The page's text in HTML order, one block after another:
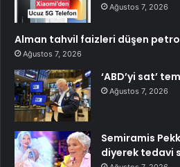
Ağustos 7, 2026
Alman tahvil faizleri düşen
Ağustos 7, 2026
‘ABD’yi sat’
Ağustos 7, 2026
Semiramis
diyerek tedavi